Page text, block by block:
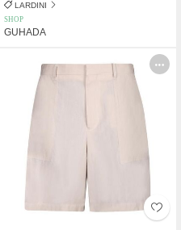
LARDINI
SHOP
GUHADA